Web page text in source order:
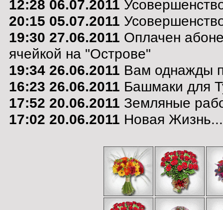
12:28 06.07.2011
20:15 05.07.2011
19:30 27.06.2011 Оплачен
ячейкой на "Острове"
19:34 26.06.2011 Вам однажды
16:23 26.06.2011 Башмаки для
17:52 20.06.2011 Земляные
17:02 20.06.2011 Новая Жизнь...